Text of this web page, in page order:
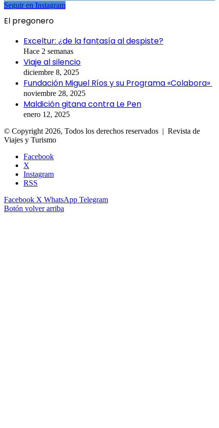
Seguir en Instagram
El pregonero
Exceltur: ¿de la fantasía al despiste?
Hace 2 semanas
Viaje al silencio
diciembre 8, 2025
Fundación Miguel Ríos y su Programa «Colabora»
noviembre 28, 2025
Maldición gitana contra Le Pen
enero 12, 2025
© Copyright 2026, Todos los derechos reservados | Revista de
Viajes y Turismo
Facebook
X
Instagram
RSS
Facebook X WhatsApp Telegram
Botón volver arriba